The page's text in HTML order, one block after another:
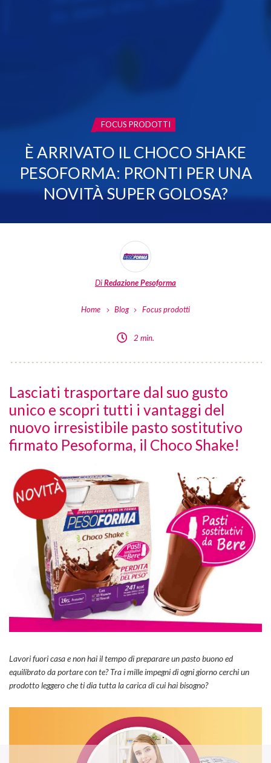
CATEGORIA:
FOCUS PRODOTTI
È ARRIVATO IL CHOCO SHAKE
PESOFORMA: PRONTI PER UNA
NOVITÀ SUPER GOLOSA?
DiRedazione Pesoforma
Home Blog Focus prodotti
2 min.
Lasciati trasportare dal suo gusto
unico e scopri tutti i vantaggi del
nuovo irresistibile pasto sostitutivo
firmato Pesoforma, il Choco Shake!
Lavori fuori casa e non hai il tempo di preparare un pasto buono ed
equilibrato da portare con te? Tra i mille impegni di ogni giorno cerchi un
prodotto leggero che ti dia tutta la carica di cui hai bisogno?